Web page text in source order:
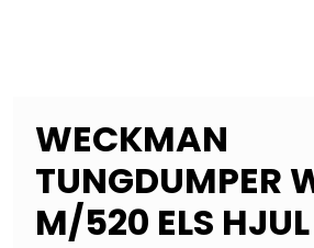
WECKMAN
TUNGDUMPER
M/520 ELS HJUL